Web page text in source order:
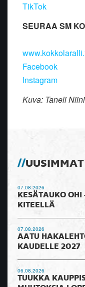
TikTok
SEURAA SM
Facebook
Instagram
Kuva: Taneli
UUSIMMAT
07.08.2026
KESÄTAUKO OHI
KITEELLÄ
07.08.2026
AATU
KAUDELLE 2027
06.08.2026
TUUKKA